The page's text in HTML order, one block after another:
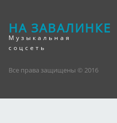
НА ЗАВАЛИНКЕ
Музыкальная
соцсеть
Все права защищены © 2016